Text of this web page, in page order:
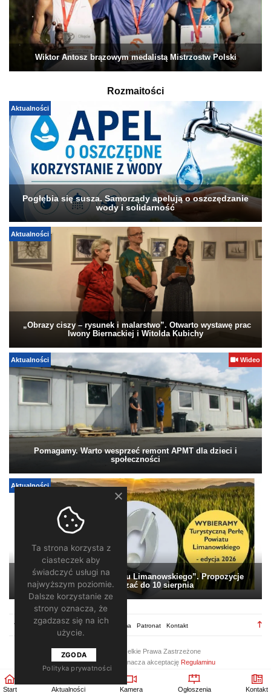
Start Aktualności Kamera Ogłoszenia Kontakt
Wiktor Antosz brązowym medalistą Mistrzostw Polski
Rozmaitości
Aktualności
Pogłębia się susza. Samorządy apelują o oszczędzanie
wody i solidarność
Aktualności
„Obrazy ciszy – rysunek i malarstwo”. Otwarto wystawę prac
Iwony Biernackiej i Witolda Kubichy
Aktualności Wideo
Pomagamy. Warto wesprzeć remont APMT dla dzieci i
społeczności
Aktualności
„Turystyczna Perła Powiatu Limanowskiego”. Propozycje
można zgłaszać do 10 sierpnia
Regulamin Redakcja Reklama Patronat Kontakt
2026 ©
/ Wszelkie Prawa Zastrzeżone
Korzystanie z portalu oznacza akceptację Regulaminu
Ta strona korzysta z
ciasteczek aby
świadczyć usługi na
najwyższym poziomie.
Dalsze korzystanie ze
strony oznacza, że
zgadzasz się na ich
użycie.
ZGODA
Polityka prywatności